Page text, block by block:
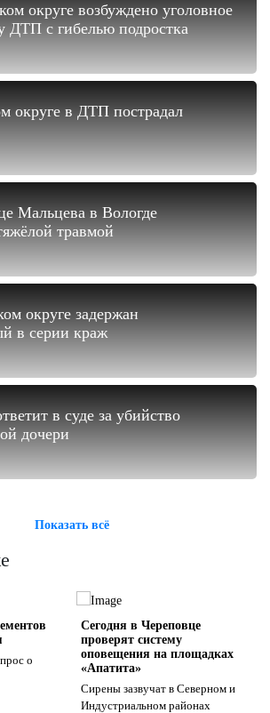
округе возбуждено уголовное
ДТП с гибелью подростка
округе в ДТП пострадал
Мальцева в Вологде
травмой
округе задержан
в серии краж
в суде за убийство
дочери
Показать всё
о
Сегодня в Череповце
проверят систему
оповещения на площадках
«Апатита»
Сирены зазвучат в Северном и
Индустриальном районах